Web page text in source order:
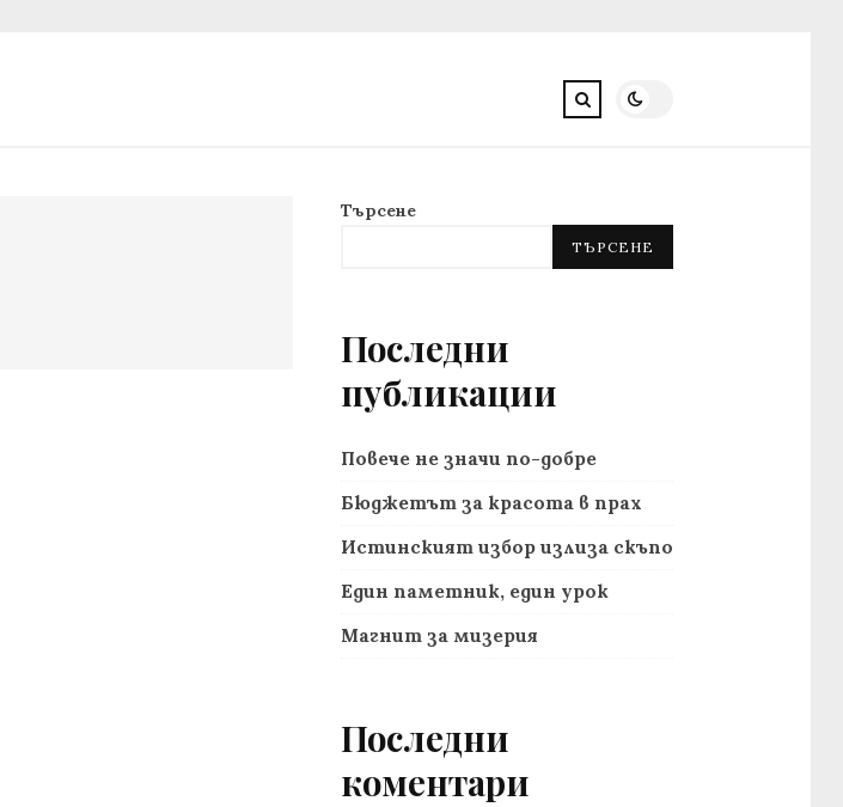
Търсене
ТЪРСЕНЕ
Последни
публикации
Повече не значи по-добре
Бюджетът за красота в прах
Истинският избор излиза скъпо
Един паметник, един урок
Магнит за мизерия
Последни
коментари